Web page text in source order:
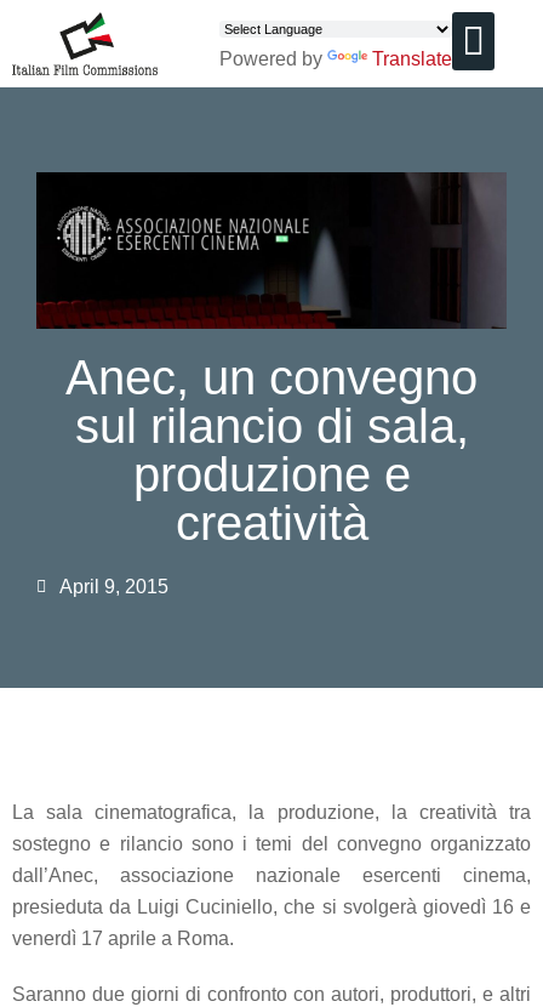
Powered by Translate
Anec, un convegno
sul rilancio di sala,
produzione e
creatività
April 9, 2015
La sala cinematografica, la produzione, la creatività tra
sostegno e rilancio sono i temi del convegno organizzato
dall’Anec, associazione nazionale esercenti cinema,
presieduta da Luigi Cuciniello, che si svolgerà giovedì 16 e
venerdì 17 aprile a Roma.
Saranno due giorni di confronto con autori, produttori, e altri